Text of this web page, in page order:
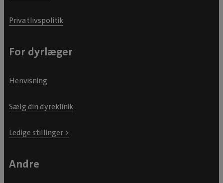
Privatlivspolitik
For dyrlæger
Henvisning
Sælg din dyreklinik
Ledige stillinger >
Andre